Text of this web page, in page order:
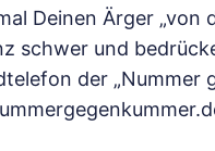
Deinen Ärger „von
schwer und
der „Nummer